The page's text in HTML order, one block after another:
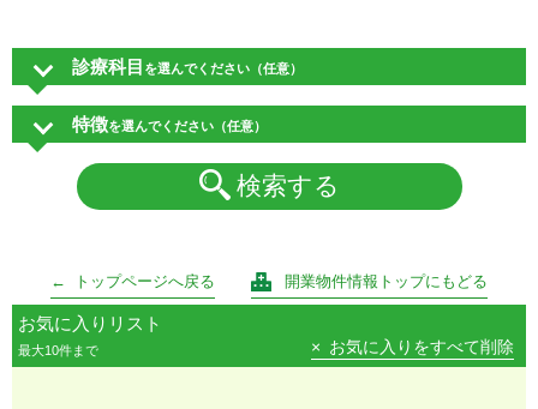
診療科目 を選んでください（任意）
特徴を選んでください（任意）
検索する
トップページへ戻る 開業物件情報トップにもどる
お気に入りリスト
最大10件まで お気に入りをすべて削除